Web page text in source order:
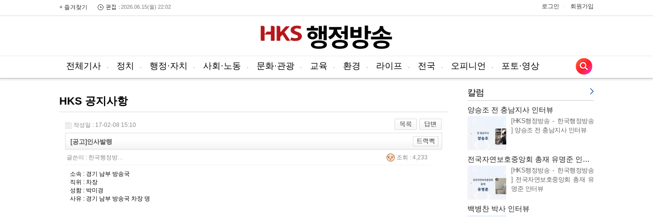
+ 즐겨찾기 2026.06.15(월) 22:02 로그인 회원가입
전체기사 정치 행정·자치 사회·노동 문화·관광 교육 환경 라이프 전국 오피니언 포토·영상
HKS 공지사항
작성일 : 17-02-08 15:10
[공고]인사발령
글쓴이 : 한국행정방… 조회 : 4,233
소속 : 경기 남부 방송국
직위 : 차장
성함 : 박미경
사유 : 경기 남부 방송국 차장 명
칼럼
양승조 전 충남지사 인터뷰
[HKS행정방송 - 한국행정방송
] 양승조 전 충남지사 인터뷰
전국자연보호중앙회 총재 유명준 인터뷰
[HKS행정방송 - 한국행정방송
] 전국자연보호중앙회 총재 유
명준 인터뷰
백병찬 박사 인터뷰